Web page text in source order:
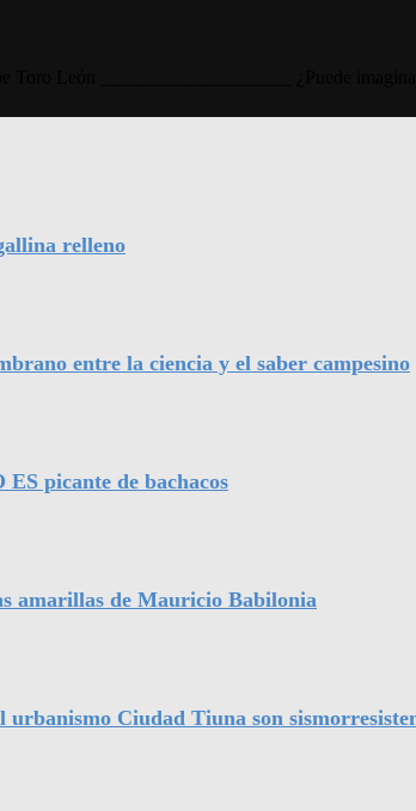
relleno
entre la ciencia y el saber campesino
picante de bachacos
amarillas de Mauricio Babilonia
urbanismo Ciudad Tiuna son